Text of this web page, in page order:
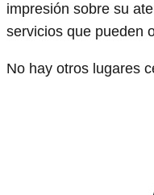
impresión sobre su
servicios que pueden
No hay otros lugares